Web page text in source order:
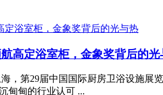
高定浴室柜，金象奖背后的光
海，第29届中国国际厨房卫浴设施
甸甸的行业认可 ...